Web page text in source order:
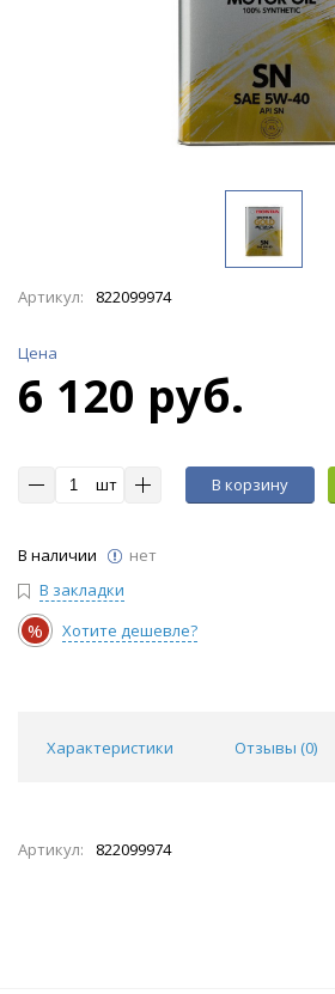
Артикул: 822099974
Цена
6 120 руб.
шт В корзину
В наличии
нет
В закладки
% Хотите дешевле?
Характеристики Отзывы (0)
Артикул: 822099974